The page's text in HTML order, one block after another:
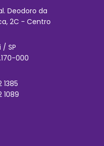
Deodoro da
2C - Centro
/ SP
000
1385
1089